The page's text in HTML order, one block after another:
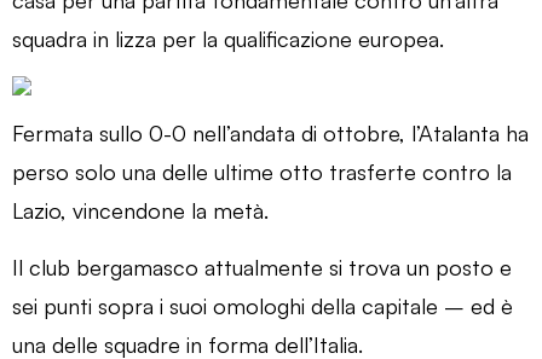
squadra in lizza per la qualificazione europea.
Fermata sullo 0-0 nell’andata di ottobre, l’Atalanta ha
perso solo una delle ultime otto trasferte contro la
Lazio, vincendone la metà.
Il club bergamasco attualmente si trova un posto e
sei punti sopra i suoi omologhi della capitale – ed è
una delle squadre in forma dell’Italia.